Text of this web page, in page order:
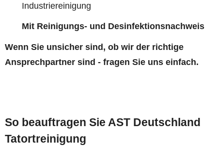
Industriereinigung
Mit Reinigungs- und Desinfektionsnachweis
Wenn Sie unsicher sind, ob wir der richtige
Ansprechpartner sind - fragen Sie uns einfach.
So beauftragen Sie AST Deutschland
Tatortreinigung